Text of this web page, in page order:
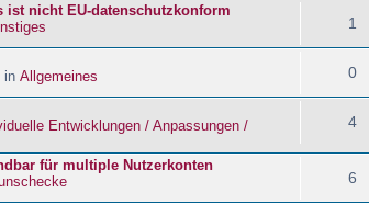
nicht EU-datenschutzkonform
1
in Allgemeines 0
Entwicklungen / Anpassungen /
4
für multiple Nutzerkonten
6